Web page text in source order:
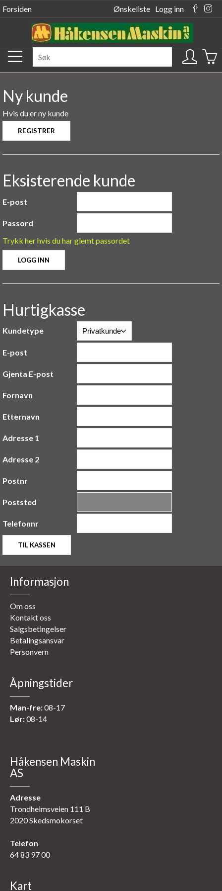
Forsiden Ønskeliste Logg inn
Ny kunde
Hvis du er ny kunde
Eksisterende kunde
E-post
Passord
Trykk her hvis du har glemt passordet
Hurtigkasse
Kundetype
E-post
Gjenta E-post
Fornavn
Etternavn
Adresse 1
Adresse 2
Postnr
Poststed
Telefonnr
Informasjon
Om oss
Kontakt oss
Salgsbetingelser
Betalingsansvar
Personvern
Åpningstider
Man-fre:08-17
Lør:08-14
Håkensen Maskin
AS
Adresse
Trondheimsveien 111 B
2020 Skedsmokorset
Telefon
64 83 97 00
Kart